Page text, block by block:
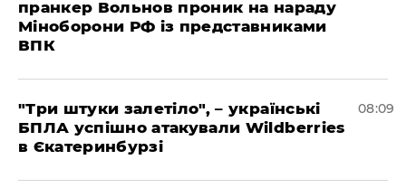
пранкер Вольнов проник на нараду
Міноборони РФ із представниками
ВПК
"Три штуки залетіло", – українські
БПЛА успішно атакували Wildberries
в Єкатеринбурзі
08:09